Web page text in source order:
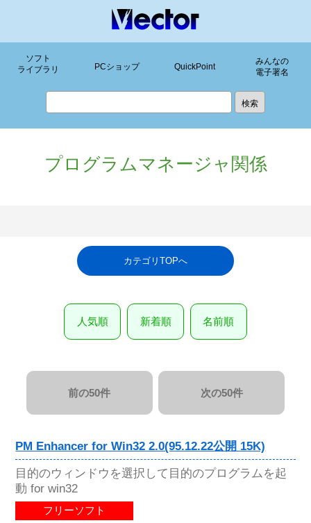
ソフト
ライブラリ
PCショップ QuickPoint
みんなの
電子署名
プログラムマネージャ関係
カテゴリTOPへ
人気順 新着順 名前順
前の50件 次の50件
PM Enhancer for Win32 2.0(95.12.22公開 15K)
目的のウィンドウを選択して目的のプログラムを起
動 for win32
フリーソフト